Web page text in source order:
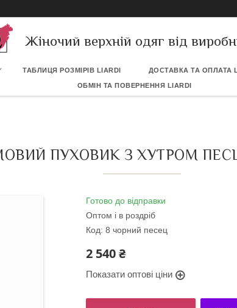
Жіночий верхній одяг від
ТАБЛИЦЯ РОЗМІРІВ LIARDI ДОСТАВКА ТА ОПЛАТА
ОБМІН ТА ПОВЕРНЕННЯ LIARDI
ПУХОВИК З ХУТРОМ
Готово до відправки
Оптом і в роздріб
Код: 8 чорний песец
2 540 ₴
Показати оптові ціни